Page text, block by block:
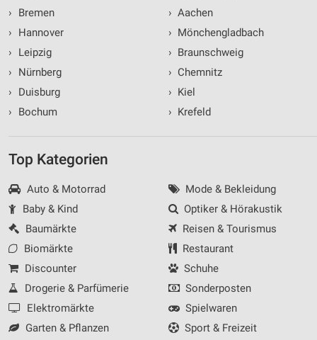
›
Bremen
›
Hannover
›
Leipzig
›
Nürnberg
›
Duisburg
›
Bochum
› Aachen
› Mönchengladbach
› Braunschweig
› Chemnitz
› Kiel
› Krefeld
Top Kategorien
Auto & Motorrad
Baby & Kind
Baumärkte
Biomärkte
Discounter
Drogerie & Parfümerie
Elektromärkte
Garten & Pflanzen
Mode & Bekleidung
Optiker & Hörakustik
Reisen & Tourismus
Restaurant
Schuhe
Sonderposten
Spielwaren
Sport & Freizeit